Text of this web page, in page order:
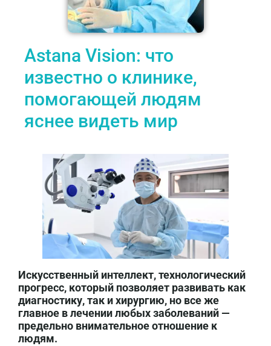
Astana Vision: что
известно о клинике,
помогающей людям
яснее видеть мир
Искусственный интеллект, технологический
прогресс, который позволяет развивать как
диагностику, так и хирургию, но все же
главное в лечении любых заболеваний —
предельно внимательное отношение к
людям.